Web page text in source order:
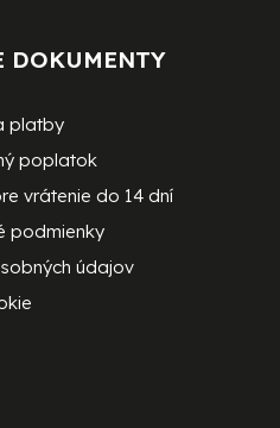
DOKUMENTY
platby
poplatok
vrátenie do 14 dní
podmienky
údajov